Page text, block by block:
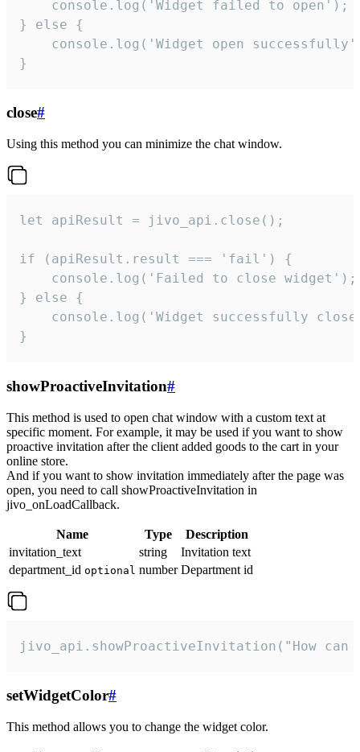
    console.log('Widget failed to open');
} else {
console.log('Widget open
}
close#
Using this method you can minimize the chat window.
let apiResult = jivo_api.close();
if (apiResult.result === 'fail') {
    console.log('Failed to close widget');
} else {
console.log('Widget successfully
}
showProactiveInvitation#
This method is used to open chat window with a custom text at
specific moment. For example, it may be used if you want to show
proactive invitation after the client added goods to the cart in your
online store.
And if you want to show invitation immediately after the page was
open, you need to call showProactiveInvitation in
jivo_onLoadCallback.
Name Type
Description
invitation_text
string
Invitation text
department_id optional number Department id
jivo_api.showProactiveInvitation("How
setWidgetColor#
This method allows you to change the widget color.